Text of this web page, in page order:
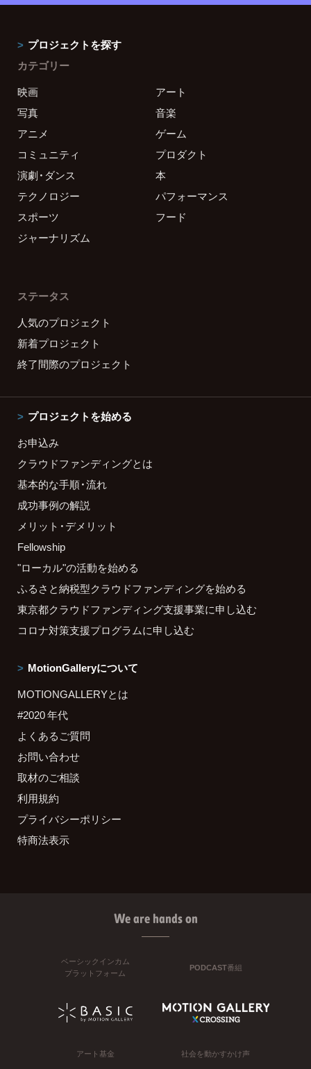
プロジェクトを探す
カテゴリー
映画
アート
写真
音楽
アニメ
ゲーム
コミュニティ
プロダクト
演劇・ダンス
本
テクノロジー
パフォーマンス
スポーツ
フード
ジャーナリズム
ステータス
人気のプロジェクト
新着プロジェクト
終了間際のプロジェクト
プロジェクトを始める
お申込み
クラウドファンディングとは
基本的な手順・流れ
成功事例の解説
メリット・デメリット
Fellowship
"ローカル"の活動を始める
ふるさと納税型クラウドファンディングを始める
東京都クラウドファンディング支援事業に申し込む
コロナ対策支援プログラムに申し込む
MotionGalleryについて
MOTIONGALLERYとは
#2020 年代
よくあるご質問
お問い合わせ
取材のご相談
利用規約
プライバシーポリシー
特商法表示
We are hands on
ベーシックインカム
プラットフォーム
PODCAST番組
アート基金 社会を動かすかけ声